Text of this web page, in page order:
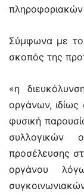
Σύμφωνα με το
σκοπός της
«η
οργάνων, ιδίως
φυσική
συλλογικών
προσέλευσης
οργάνου